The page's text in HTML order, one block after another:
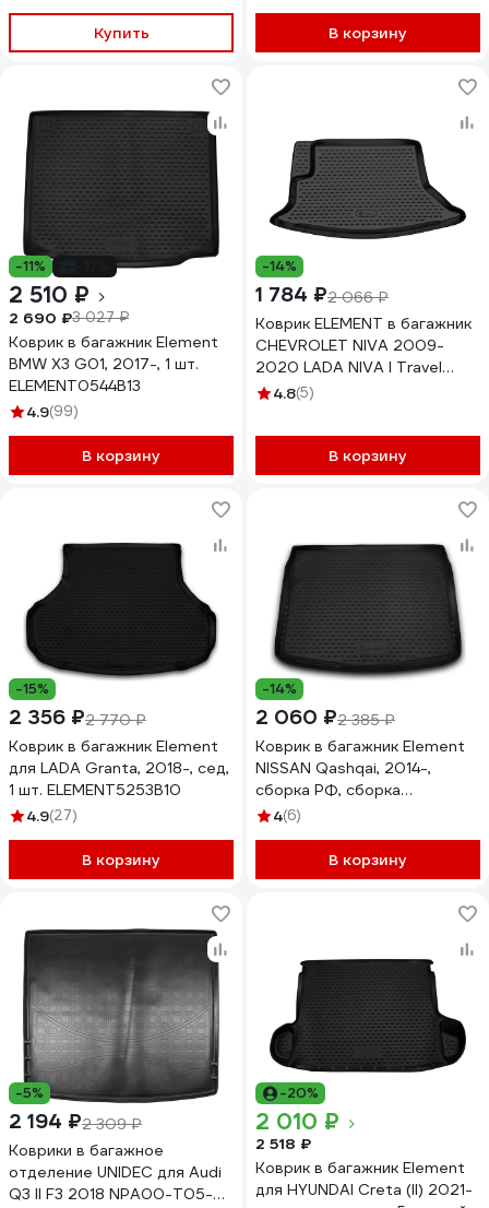
Купить В корзину
-11%
2 510 ₽
2 690 ₽3 027 ₽
Коврик в багажник Element
BMW X3 G01, 2017-, 1 шт.
ELEMENT0544B13
4.9(99)
В корзину
-14%
1 784 ₽2 066 ₽
Коврик ELEMENT в багажник
CHEVROLET NIVA 2009-
2020 LADA NIVA I Travel
2020-˃ внед 1 шт
4.8(5)
В корзину
-15%
2 356 ₽2 770 ₽
Коврик в багажник Element
для LADA Granta, 2018-, сед,
1 шт. ELEMENT5253B10
4.9(27)
В корзину
-14%
2 060 ₽2 385 ₽
Коврик в багажник Element
NISSAN Qashqai, 2014-,
сборка РФ, сборка
Великобритания, кросс.
4(6)
В корзину
-5%
2 194 ₽2 309 ₽
Коврики в багажное
отделение UNIDEC для Audi
Q3 II F3 2018 NPA00-T05-
-20%
2 010 ₽
2 518 ₽
Коврик в багажник Element
для HYUNDAI Creta (II) 2021-